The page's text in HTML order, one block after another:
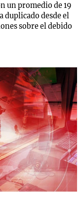
un promedio de 19
duplicado desde el
sobre el debido
Notas
La Sole en
Cadena 3